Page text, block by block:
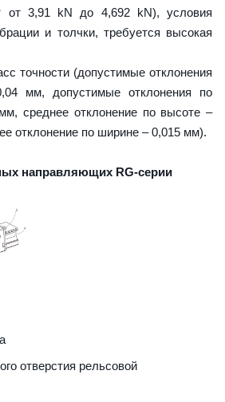
от 3,91 kN до 4,692 kN), условия
и толчки, требуется высокая
точности (допустимые отклонения
мм, допустимые отклонения по
среднее отклонение по высоте –
отклонение по ширине – 0,015 мм).
направляющих RG-серии
отверстия рельсовой